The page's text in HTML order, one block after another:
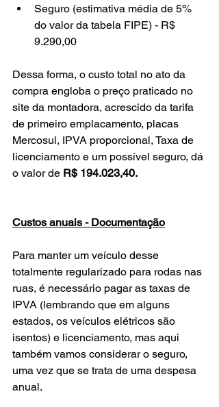
Seguro (estimativa média de 5%
do valor da tabela FIPE) - R$
9.290,00
Dessa forma, o custo total no ato da
compra engloba o preço praticado no
site da montadora, acrescido da tarifa
de primeiro emplacamento, placas
Mercosul, IPVA proporcional, Taxa de
licenciamento e um possível seguro, dá
o valor de R$ 194.023,40.
Custos anuais - Documentação
Para manter um veículo desse
totalmente regularizado para rodas nas
ruas, é necessário pagar as taxas de
IPVA (lembrando que em alguns
estados, os veículos elétricos são
isentos) e licenciamento, mas aqui
também vamos considerar o seguro,
uma vez que se trata de uma despesa
anual.